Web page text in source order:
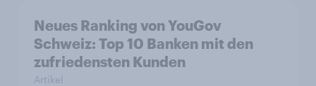
Neues Ranking von YouGov
Schweiz: Top 10 Banken mit den
zufriedensten Kunden
Artikel